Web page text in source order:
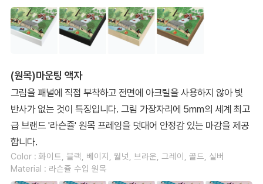
(원목)마운팅 액자
그림을 패널에 직접 부착하고 전면에 아크릴을 사용하지 않아 빛
반사가 없는 것이 특징입니다. 그림 가장자리에 5mm의 세계 최고
급 브랜드 '라슨쥴' 원목 프레임을 덧대어 안정감 있는 마감을 제공
합니다.
Color : 화이트, 블랙, 베이지, 월넛, 브라운, 그레이, 골드, 실버
Material : 라슨쥴 수입 원목